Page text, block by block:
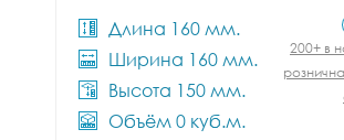
Длина 160 мм.
Ширина 160 мм.
Высота 150 мм.
Объём 0 куб.м.
200+ в